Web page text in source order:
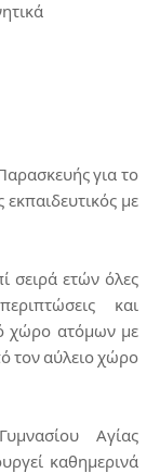
για το
εκπαιδευτικός με
σειρά ετών όλες
και
χώρο ατόμων με
τον αύλειο χώρο
Αγίας
καθημερινά